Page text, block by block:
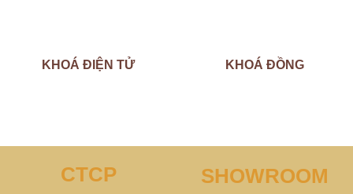
KHOÁ ĐIỆN TỬ KHOÁ ĐỒNG
CTCP
SHOWROOM